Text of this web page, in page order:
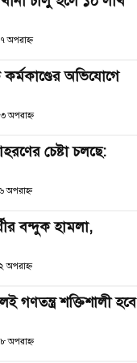
অপরাহ্ণ
অভিযোগে
অপরাহ্ণ
চেষ্টা চলছে:
অপরাহ্ণ
বন্দুক হামলা,
অপরাহ্ণ
গণতন্ত্র শক্তিশালী হবে
অপরাহ্ণ